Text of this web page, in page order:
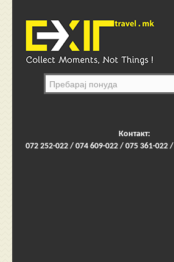
Контакт:
072 252-022 / 074 609-022 / 075 361-022 /